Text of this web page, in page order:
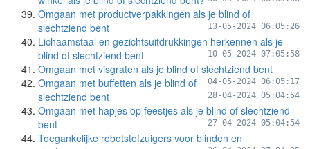
Omgaan met productverpakkingen als je blind of
slechtziend bent
13-05-2024 06:05:26
Lichaamstaal en gezichtsuitdrukkingen herkennen als je
blind of slechtziend bent
10-05-2024 07:05:58
Omgaan met visgraten als je blind of slechtziend bent
04-05-2024 06:05:17
Omgaan met buffetten als je blind of
slechtziend bent
28-04-2024 05:04:54
Omgaan met hapjes op feestjes als je blind of slechtziend
bent
27-04-2024 05:04:54
Toegankelijke robotstofzuigers voor blinden en